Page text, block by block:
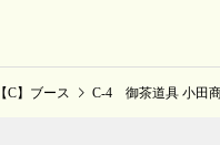
【C】ブース C-4 御茶道具 小田